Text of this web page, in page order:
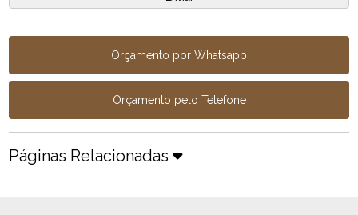
Orçamento por Whatsapp
Orçamento pelo Telefone
Páginas Relacionadas